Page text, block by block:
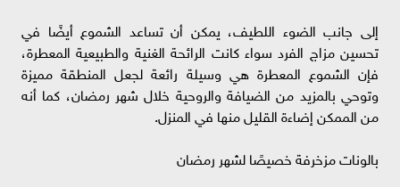
إلى جانب الضوء اللطيف، يمكن أن تساعد الشموع أيضًا في
تحسين مزاج الفرد سواء كانت الرائحة الغنية والطبيعية المعطرة،
فإن الشموع المعطرة هي وسيلة رائعة لجعل المنطقة مميزة
وتوحي بالمزيد من الضيافة والروحية خلال شهر رمضان، كما أنه
من الممكن إضاءة القليل منها في المنزل.
بالونات مزخرفة خصيصًا لشهر رمضان